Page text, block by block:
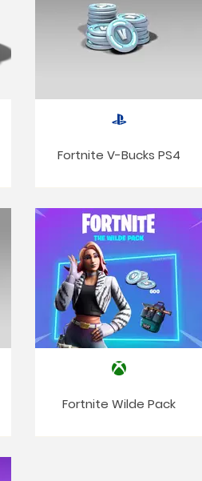
Fortnite V-Bucks PS4
Fortnite Wilde Pack